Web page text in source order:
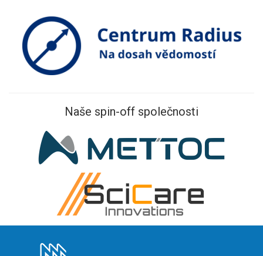
Naše spin-off společnosti